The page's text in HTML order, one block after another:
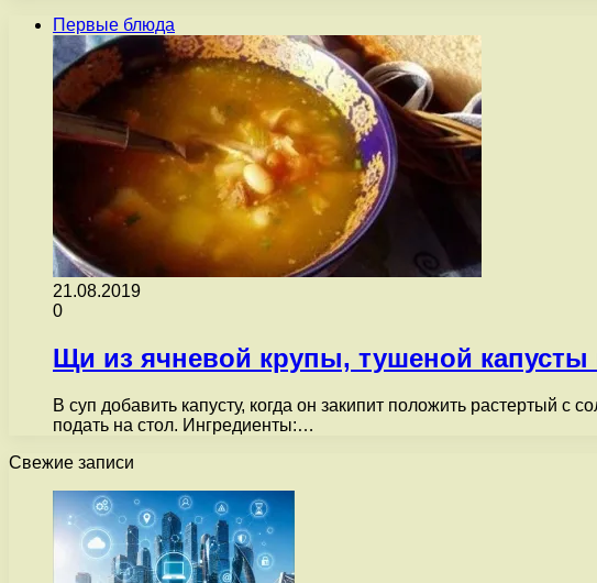
Первые блюда
21.08.2019
0
Щи из ячневой крупы, тушеной
В суп добавить капусту, когда он закипит положить растертый
подать на стол. Ингредиенты:…
Свежие записи